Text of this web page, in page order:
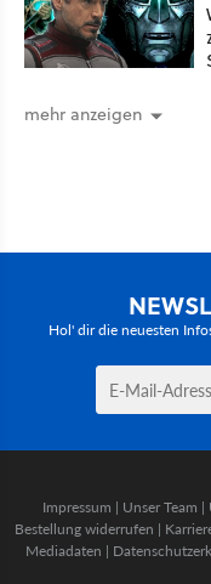
mehr anzeigen
Hol' dir die neuesten
Impressum | Unser Team |
Bestellung widerrufen |
Mediadaten |